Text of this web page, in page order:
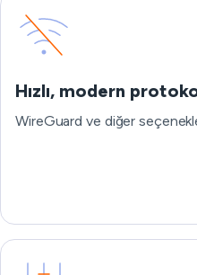
Hızlı, modern
WireGuard ve diğer